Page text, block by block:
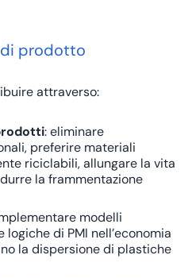
di prodotto
attraverso:
: eliminare
preferire materiali
riciclabili, allungare la vita
la frammentazione
modelli
logiche di PMI nell’economia
la dispersione di plastiche